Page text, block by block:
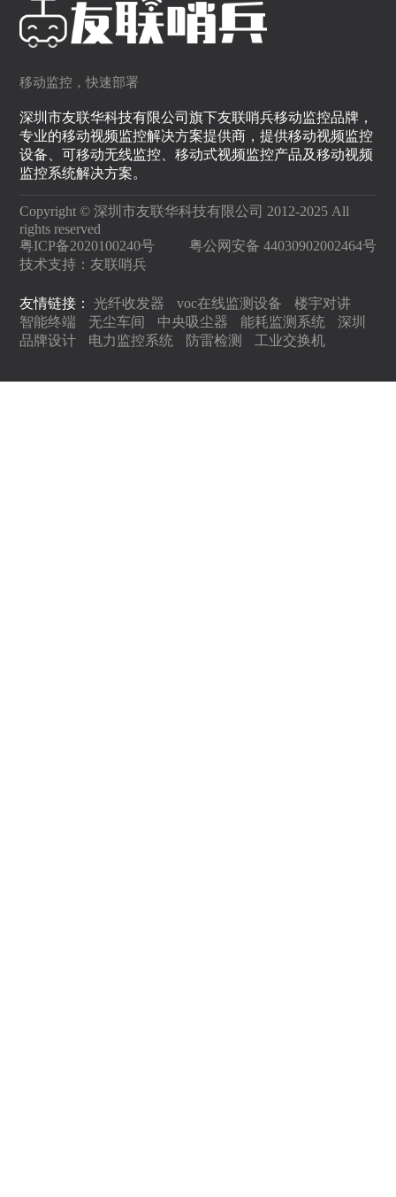
移动监控，快速部署
深圳市友联华科技有限公司旗下友联哨兵移动监控品牌，
专业的移动视频监控解决方案提供商，提供移动视频监控
设备、可移动无线监控、移动式视频监控产品及移动视频
监控系统解决方案。
Copyright © 深圳市友联华科技有限公司 2012-2025 All
rights reserved
粤ICP备2020100240号
粤公网安备 44030902002464号
技术支持：友联哨兵
友情链接： 光纤收发器 voc在线监测设备
楼宇对讲
智能终端
无尘车间 中央吸尘器 能耗监测系统
深圳
品牌设计
电力监控系统 防雷检测 工业交换机